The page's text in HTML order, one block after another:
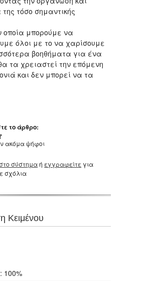
της τόσο σημαντικής
οποία μπορούμε να
όλοι με το να χαρίσουμε
βοηθήματα για ένα
τα χρειαστεί την επόμενη
και δεν μπορεί να τα
το άρθρο:
ακόμα ψήφοι
σύστημαή εγγραφείτε για
σχόλια
Κειμένου
100%